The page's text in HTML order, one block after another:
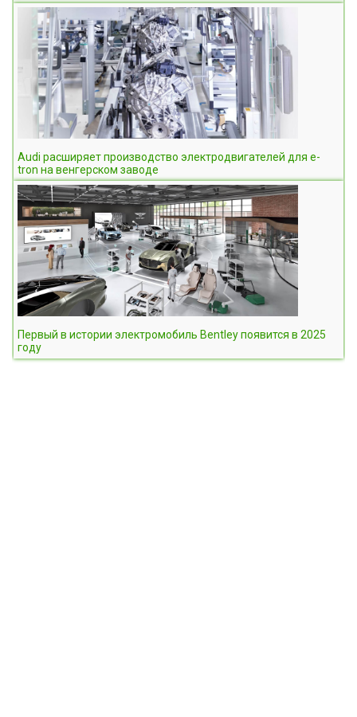
Audi расширяет производство электродвигателей для e-
tron на венгерском заводе
Первый в истории электромобиль Bentley появится в 2025
году